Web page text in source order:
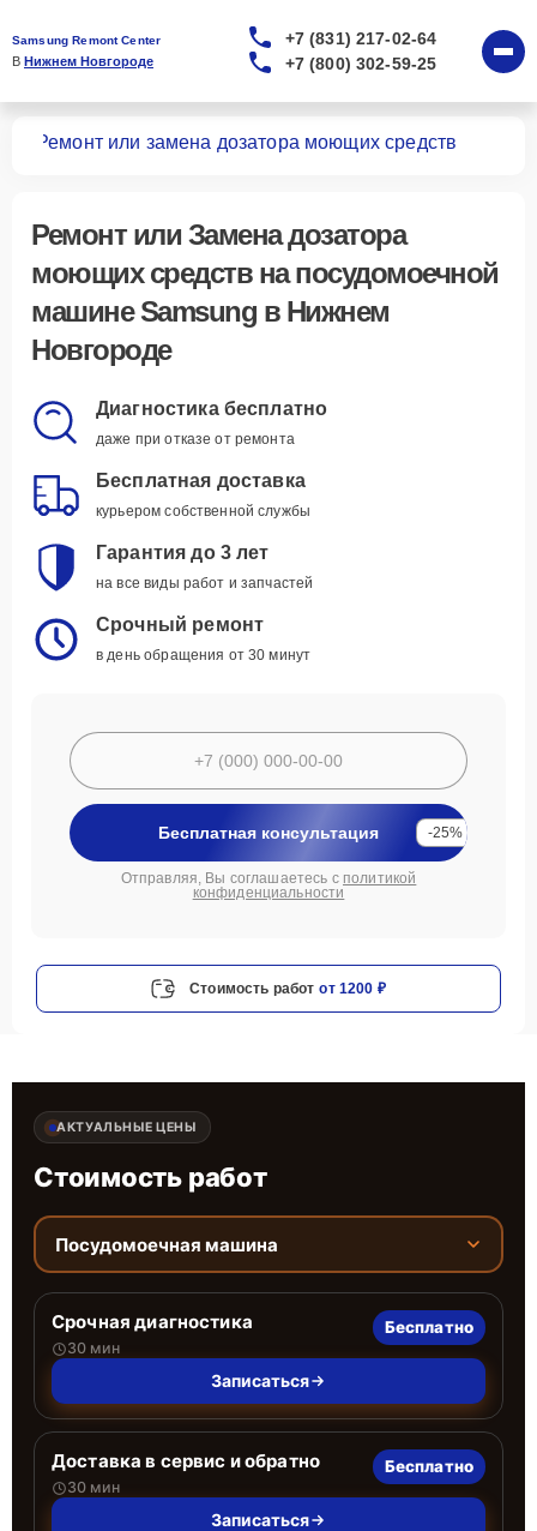
Samsung Remont Center
В Нижнем Новгороде
+7 (831) 217-02-64
+7 (800) 302-59-25
Ремонт или замена дозатора моющих средств
Ремонт или Замена дозатора
моющих средствна посудомоечной
машине Samsung в Нижнем
Новгороде
Диагностика бесплатно
даже при отказе от ремонта
Бесплатная доставка
курьером собственной службы
Гарантия до 3 лет
на все виды работ и запчастей
Срочный ремонт
в день обращения от 30 минут
Бесплатная консультация -25%
Отправляя, Вы соглашаетесь с политикой
конфиденциальности
Стоимость работ от 1200 ₽
АКТУАЛЬНЫЕ ЦЕНЫ
Стоимость работ
Посудомоечная машина
Срочная диагностика
30 мин
Бесплатно
Записаться
Доставка в сервис и обратно
30 мин
Бесплатно
Записаться